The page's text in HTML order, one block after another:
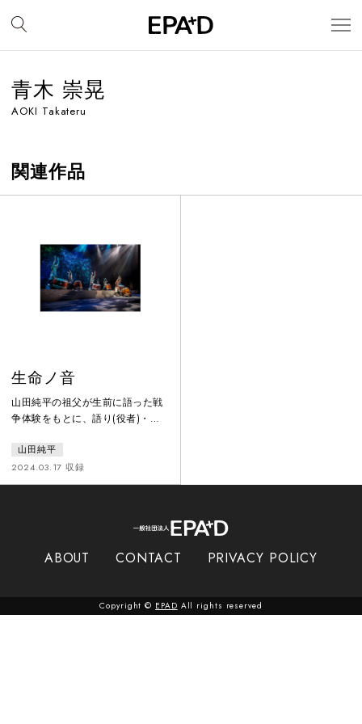
青木 崇晃
AOKI Takateru
関連作品
生命ノ音
山田純平の祖父が生前に語った戦
争体験をもとに、語り(役者)・音
と、様々な舞台演出の手法を用い
て創作した和太鼓音楽劇。演者の
全身全霊のパフォーマンスが、ラ
「生命ノ音」として客席に迫る。
ラバウルの思い出」
山田純平
2024.03.17 収録
ABOUT CONTACT PRIVACY POLICY
Copyright © EPAD All rights reserved